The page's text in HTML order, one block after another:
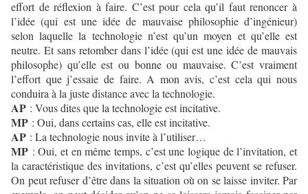
effort de réflexion à faire. C’est pour cela qu’il faut renoncer à
l’idée (qui est une idée de mauvaise philosophie d’ingénieur)
selon laquelle la technologie n’est qu’un moyen et qu’elle est
neutre. Et sans retomber dans l’idée (qui est une idée de mauvais
philosophe) qu’elle est ou bonne ou mauvaise. C’est vraiment
l’effort que j’essaie de faire. A mon avis, c’est cela qui nous
conduira à la juste distance avec la technologie.
AP : Vous dites que la technologie est incitative.
MP : Oui, dans certains cas, elle est incitative.
AP : La technologie nous invite à l’utiliser…
MP : Oui, et en même temps, c’est une logique de l’invitation, et
la caractéristique des invitations, c’est qu’elles peuvent se refuser.
On peut refuser d’être dans la situation où on se laisse inviter. Par